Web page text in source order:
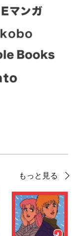
もっと見る